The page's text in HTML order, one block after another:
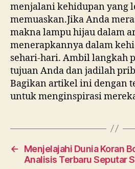
menjalani kehidupan yang
memuaskan.Jika Anda
makna lampu hijau dalam
menerapkannya dalam
sehari-hari. Ambil langkah
tujuan Anda dan jadilah
Bagikan artikel ini dengan
untuk menginspirasi
←
Menjelajahi Dunia Koran
Analisis Terbaru Seputar